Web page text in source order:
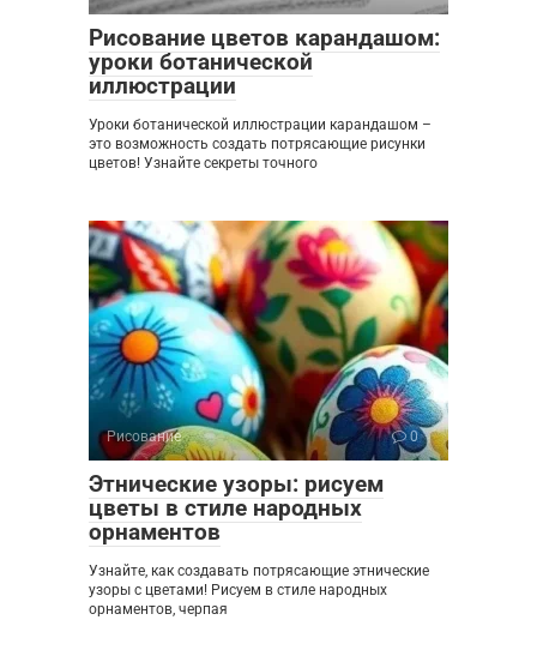
Рисование цветов карандашом:
уроки ботанической
иллюстрации
Уроки ботанической иллюстрации карандашом –
это возможность создать потрясающие рисунки
цветов! Узнайте секреты точного
Рисование 0
Этнические узоры: рисуем
цветы в стиле народных
орнаментов
Узнайте, как создавать потрясающие этнические
узоры с цветами! Рисуем в стиле народных
орнаментов, черпая